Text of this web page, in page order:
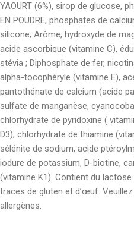
YAOURT (6%), sirop de glucose,
EN POUDRE, phosphates de
silicone; Arôme, hydroxyde de
acide ascorbique (vitamine C),
stévia ; Diphosphate de fer,
alpha-tocophéryle (vitamine E),
pantothénate de calcium (acide
sulfate de manganèse,
chlorhydrate de pyridoxine (
D3), chlorhydrate de thiamine
sélénite de sodium, acide
iodure de potassium, D-biotine,
(vitamine K1). Contient du
traces de gluten et d’œuf.
allergènes.